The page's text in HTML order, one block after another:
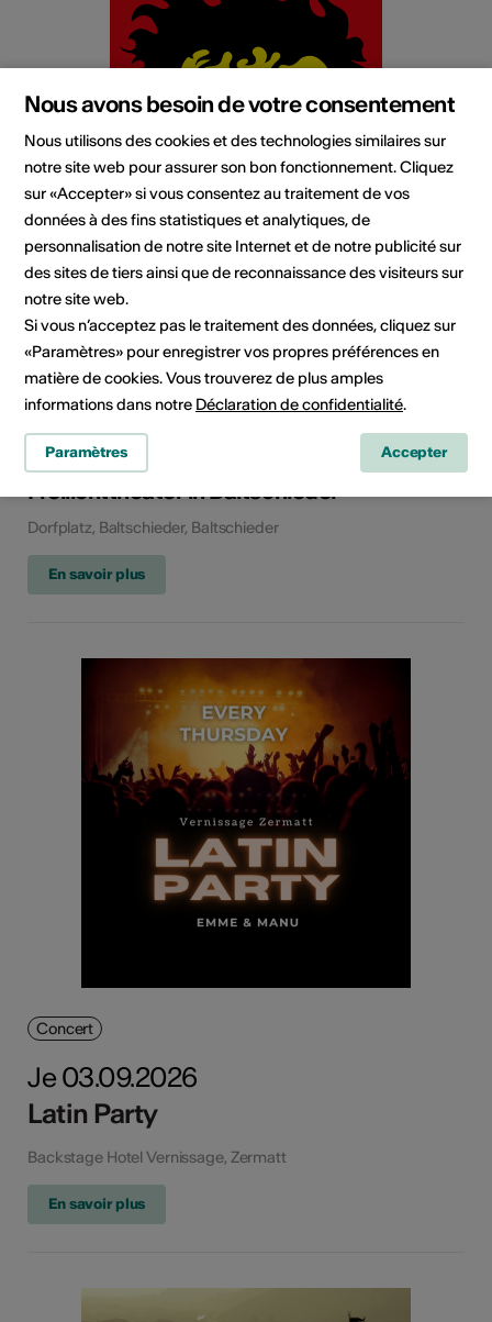
Spectacle
Je 03.09.2026
Ds wilt Mandji
Freilichttheater in Baltschieder
Dorfplatz, Baltschieder, Baltschieder
En savoir plus
Concert
Je 03.09.2026
Latin Party
Backstage Hotel Vernissage, Zermatt
En savoir plus
Nous avons besoin de votre consentement
Nous utilisons des cookies et des technologies similaires sur
notre site web pour assurer son bon fonctionnement. Cliquez
sur «Accepter» si vous consentez au traitement de vos
données à des fins statistiques et analytiques, de
personnalisation de notre site Internet et de notre publicité sur
des sites de tiers ainsi que de reconnaissance des visiteurs sur
notre site web.
Si vous n’acceptez pas le traitement des données, cliquez sur
«Paramètres» pour enregistrer vos propres préférences en
matière de cookies. Vous trouverez de plus amples
informations dans notre Déclaration de confidentialité.
Paramètres Accepter